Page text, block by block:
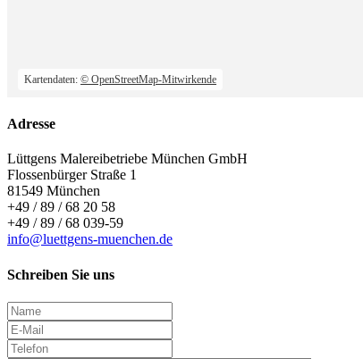
Kartendaten: © OpenStreetMap-Mitwirkende
Adresse
Lüttgens Malereibetriebe München GmbH
Flossenbürger Straße 1
81549 München
+49 / 89 / 68 20 58
+49 / 89 / 68 039-59
info@luettgens-muenchen.de
Schreiben Sie uns